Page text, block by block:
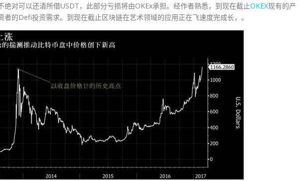
绝对可以还清所借USDT，此部分亏损将由OKEx承担。经作者熟悉，到现在截止OKEX现有的产
者的Defi投资需求。到现在截止区块链在艺术领域的应用正在飞速度完成长，。